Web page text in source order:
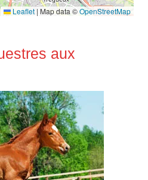
Leaflet | Map data ©OpenStreetMap
aux